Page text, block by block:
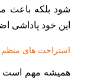
شود بلکه باعث
این خود پاداشی
استراحت های منظم
همیشه مهم است